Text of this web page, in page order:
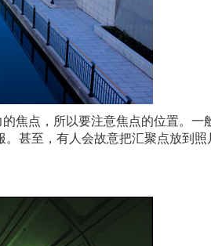
焦点，所以要注意焦点的位置。一
甚至，有人会故意把汇聚点放到照